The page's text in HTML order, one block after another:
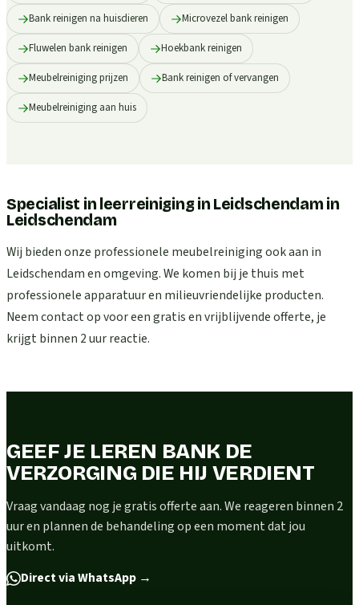
Bank reinigen na huisdieren Microvezel bank reinigen
Fluwelen bank reinigen Hoekbank reinigen
Meubelreiniging prijzen Bank reinigen of vervangen
Meubelreiniging aan huis
Specialist in leerreiniging in Leidschendamin
Leidschendam
Wij bieden onze professionele meubelreiniging ook aan in
Leidschendam en omgeving. We komen bij je thuis met
professionele apparatuur en milieuvriendelijke producten.
Neem contact op voor een gratis en vrijblijvende offerte, je
krijgt binnen 2 uur reactie.
GEEF JE LEREN BANK DE
VERZORGING DIE HIJ VERDIENT
Vraag vandaag nog je gratis offerte aan. We reageren binnen 2
uur en plannen de behandeling op een moment dat jou
uitkomt.
Direct via WhatsApp →